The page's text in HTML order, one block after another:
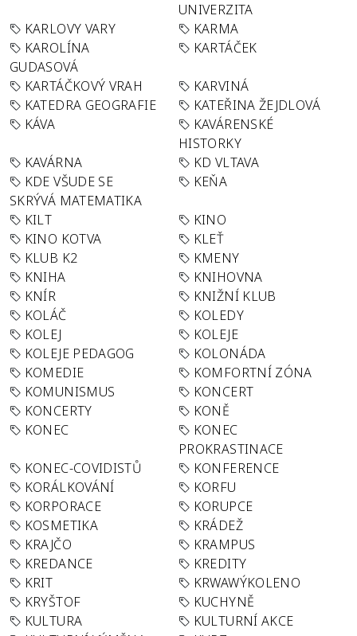
UNIVERZITA
KARLOVY VARY
KARMA
KAROLÍNA
GUDASOVÁ
KARTÁČEK
KARTÁČKOVÝ VRAH
KARVINÁ
KATEDRA GEOGRAFIE
KATEŘINA ŽEJDLOVÁ
KÁVA
KAVÁRENSKÉ
HISTORKY
KAVÁRNA
KD VLTAVA
KDE VŠUDE SE
SKRÝVÁ MATEMATIKA
KEŇA
KILT
KINO
KINO KOTVA
KLEŤ
KLUB K2
KMENY
KNIHA
KNIHOVNA
KNÍR
KNIŽNÍ KLUB
KOLÁČ
KOLEDY
KOLEJ
KOLEJE
KOLEJE PEDAGOG
KOLONÁDA
KOMEDIE
KOMFORTNÍ ZÓNA
KOMUNISMUS
KONCERT
KONCERTY
KONĚ
KONEC
KONEC
PROKRASTINACE
KONEC-COVIDISTŮ
KONFERENCE
KORÁLKOVÁNÍ
KORFU
KORPORACE
KORUPCE
KOSMETIKA
KRÁDEŽ
KRAJČO
KRAMPUS
KREDANCE
KREDITY
KRIT
KRWAWÝKOLENO
KRYŠTOF
KUCHYNĚ
KULTURA
KULTURNÍ AKCE